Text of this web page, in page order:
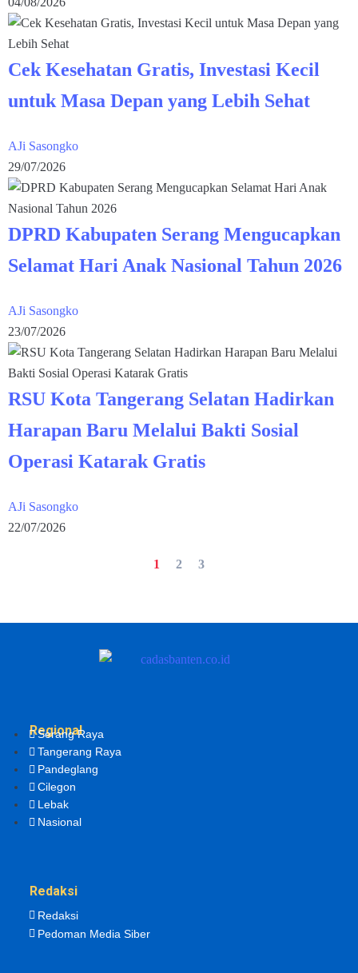
Cek Kesehatan Gratis, Investasi Kecil
untuk Masa Depan yang Lebih Sehat
AJi Sasongko
29/07/2026
DPRD Kabupaten Serang Mengucapkan
Selamat Hari Anak Nasional Tahun 2026
AJi Sasongko
23/07/2026
RSU Kota Tangerang Selatan Hadirkan
Harapan Baru Melalui Bakti Sosial
Operasi Katarak Gratis
AJi Sasongko
22/07/2026
1 2 3
Regional
Serang Raya
Tangerang Raya
Pandeglang
Cilegon
Lebak
Nasional
Redaksi
Redaksi
Pedoman Media Siber